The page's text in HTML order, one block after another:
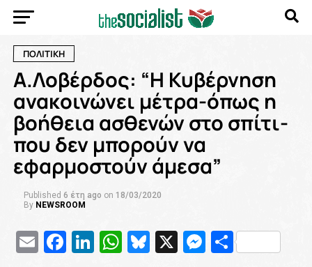
ΠΟΛΙΤΙΚΗ
Α.Λοβέρδος: “Η Κυβέρνηση
ανακοινώνει μέτρα-όπως η
βοήθεια ασθενών στο σπίτι-
που δεν μπορούν να
εφαρμοστούν άμεσα”
Published 6 έτη ago on 18/03/2020
By NEWSROOM
EmailFacebook
LinkedIn
WhatsApp
Bluesky
X